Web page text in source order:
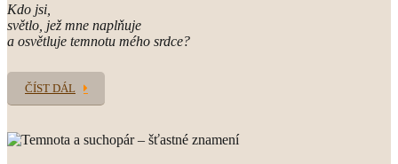
Kdo jsi,
světlo, jež mne naplňuje
a osvětluje temnotu mého srdce?
ČÍST DÁL